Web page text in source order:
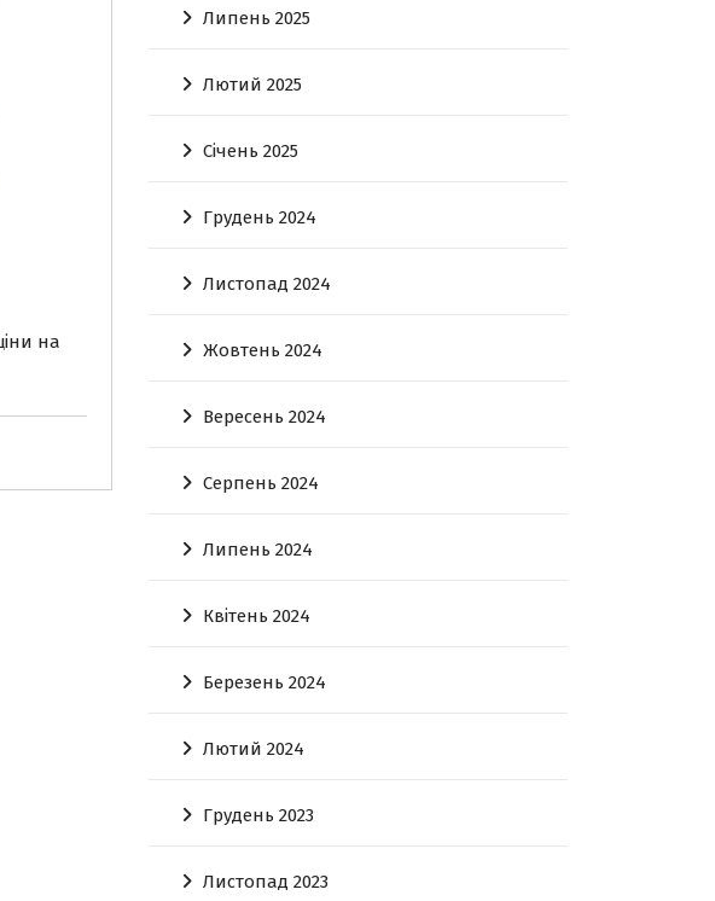
на
Липень 2025
Лютий 2025
Січень 2025
Грудень 2024
Листопад 2024
Жовтень 2024
Вересень 2024
Серпень 2024
Липень 2024
Квітень 2024
Березень 2024
Лютий 2024
Грудень 2023
Листопад 2023